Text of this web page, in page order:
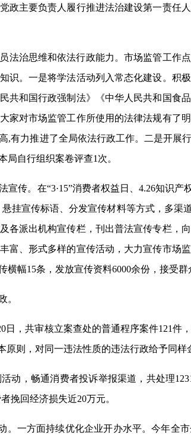
政主要负责人履行推进法治建设第一责任
法治思维和依法行政能力。市场监管工作
识。一是将学法活动列入常态化建设。积
共和国行政强制法》《中华人民共和国食
家对市场监管工作所使用的法律法规有了
,有力推进了全局依法行政工作。二是开展
局自行组织案卷评查1次。
宣传。在“3·15”消费者权益日 、4.26知识产
挂宣传标语、分发宣传材料等方式，多渠
各派出机构宣传栏，刊出普法宣传专栏，
富、形式多样的宣传活动，大力宣传市场
幅15条，发放宣传资料6000余份，接受
。
日，共审核立案查处的普通程序案件121
原则，对同一违法性质的违法行政给予同样
动，畅通消费者投诉举报渠道，共处理
挽回经济损失近20万元。
。一方面持续优化企业开办水平。今年全